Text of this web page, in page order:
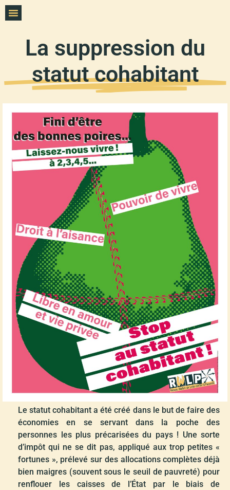
La suppression du
statut cohabitant
Le statut cohabitant a été créé dans le but de faire des
économies en se servant dans la poche des
personnes les plus précarisées du pays ! Une sorte
d’impôt qui ne se dit pas, appliqué aux trop petites «
fortunes », prélevé sur des allocations complètes déjà
bien maigres (souvent sous le seuil de pauvreté) pour
renflouer les caisses de l’État par le biais de